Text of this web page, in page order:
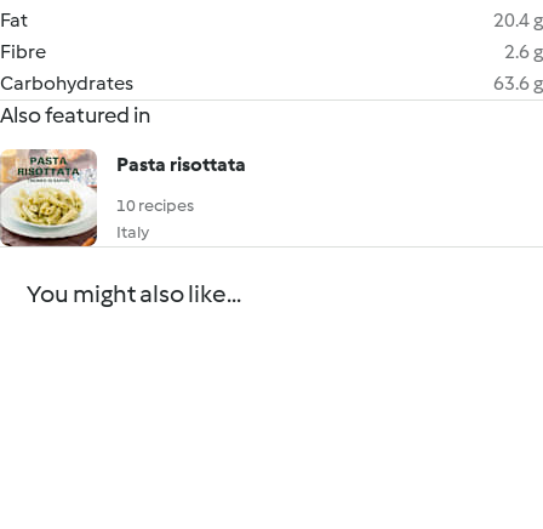
Fat
20.4 g
Fibre
2.6 g
Carbohydrates
63.6 g
Also featured in
Pasta risottata
10 recipes
Italy
You might also like...